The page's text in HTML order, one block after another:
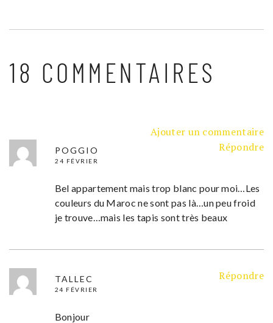
18 COMMENTAIRES
Ajouter un commentaire
POGGIO
24 FÉVRIER
Répondre
Bel appartement mais trop blanc pour moi…Les
couleurs du Maroc ne sont pas là…un peu froid
je trouve…mais les tapis sont très beaux
TALLEC
24 FÉVRIER
Répondre
Bonjour